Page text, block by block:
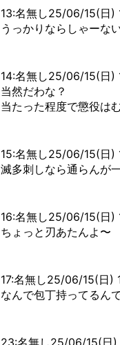
13:名無し25/06/15(日)
うっかりならしゃーな
14:名無し25/06/15(日)
当然だわな？
当たった程度で懲役は
15:名無し25/06/15(日)
滅多刺しなら通らんが
16:名無し25/06/15(日)
ちょっと刃あたんよ〜
17:名無し25/06/15(日)
なんで包丁持ってるん